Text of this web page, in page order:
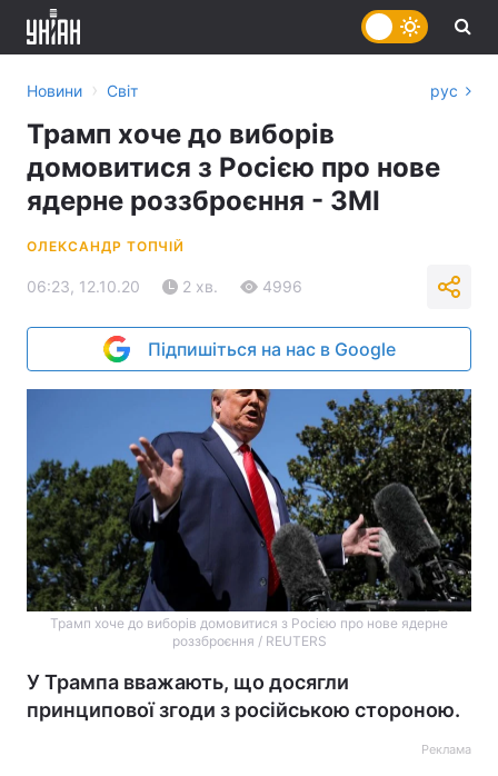
Новини › Світ рус
Трамп хоче до виборів
домовитися з Росією про нове
ядерне роззброєння - ЗМІ
ОЛЕКСАНДР ТОПЧІЙ
06:23, 12.10.20 2 хв. 4996
Підпишіться на нас в Google
Трамп хоче до виборів домовитися з Росією про нове ядерне
роззброєння / REUTERS
У Трампа вважають, що досягли
принципової згоди з російською стороною.
Реклама